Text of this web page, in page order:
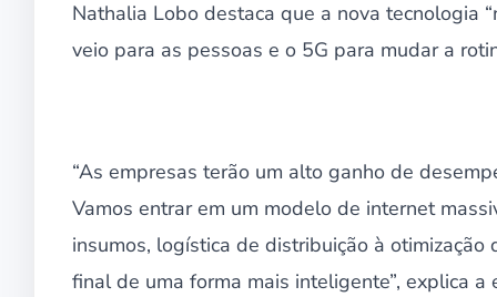
Nathalia Lobo destaca que a nova tecnologia
veio para as pessoas e o 5G para mudar a
“As empresas terão um alto ganho de
Vamos entrar em um modelo de internet
insumos, logística de distribuição à
final de uma forma mais inteligente”, explica a